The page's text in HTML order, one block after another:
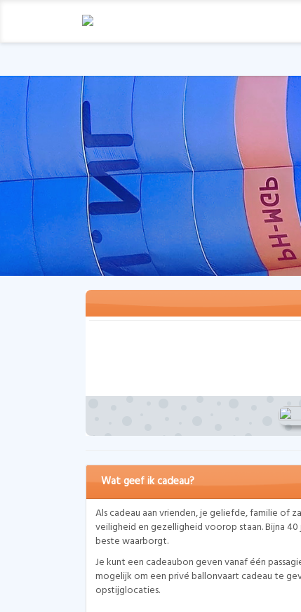
Wat geef ik cadeau?
Als cadeau aan vrienden, je geliefde, familie of
veiligheid en gezelligheid voorop staan. Bijna
beste waarborgt.
Je kunt een cadeaubon geven vanaf één
mogelijk om een privé ballonvaart cadeau te
opstijglocaties.